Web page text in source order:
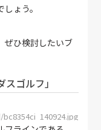
ょう。
ぜひ検討したいブ
ゴルフ」